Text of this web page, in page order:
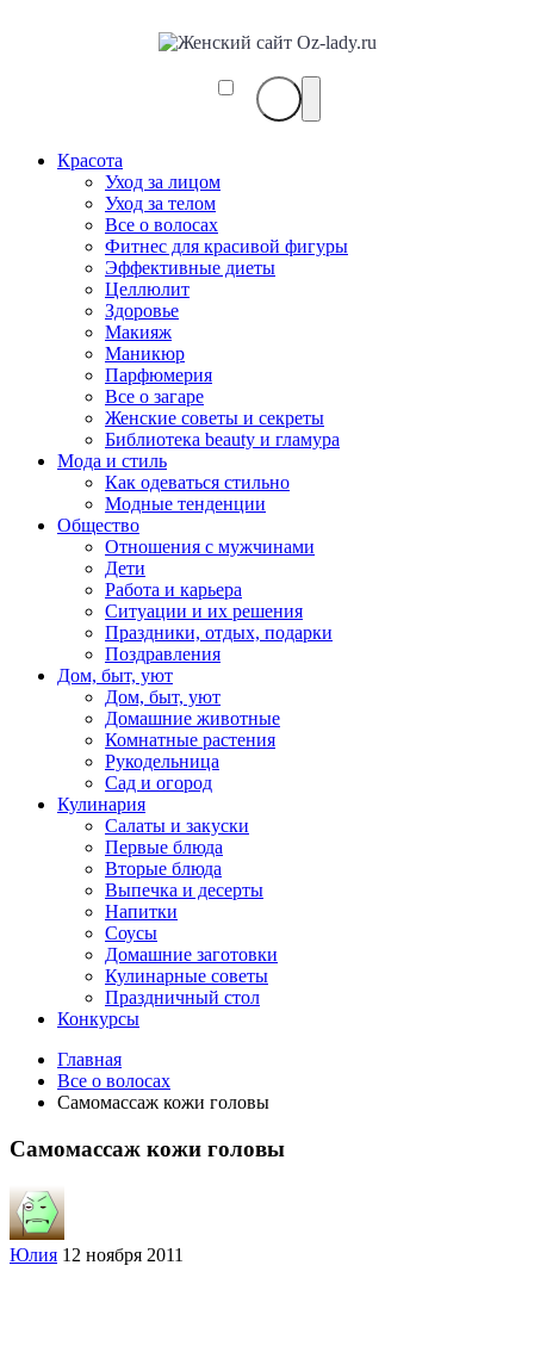
Красота
Уход за лицом
Уход за телом
Все о волосах
Фитнес для красивой фигуры
Эффективные диеты
Целлюлит
Здоровье
Макияж
Маникюр
Парфюмерия
Все о загаре
Женские советы и секреты
Библиотека beauty и гламура
Мода и стиль
Как одеваться стильно
Модные тенденции
Общество
Отношения с мужчинами
Дети
Работа и карьера
Ситуации и их решения
Праздники, отдых, подарки
Поздравления
Дом, быт, уют
Дом, быт, уют
Домашние животные
Комнатные растения
Рукодельница
Сад и огород
Кулинария
Салаты и закуски
Первые блюда
Вторые блюда
Выпечка и десерты
Напитки
Соусы
Домашние заготовки
Кулинарные советы
Праздничный стол
Конкурсы
Главная
Все о волосах
Самомассаж кожи головы
Самомассаж кожи головы
Юлия 12 ноября 2011